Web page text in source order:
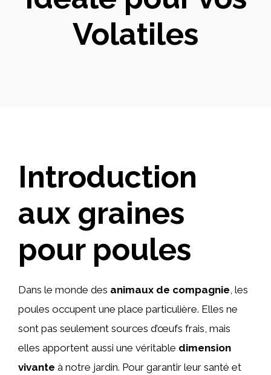
Volatiles
Introduction
aux graines
pour poules
Dans le monde des animaux de compagnie , les
poules occupent une place particulière. Elles ne
sont pas seulement sources d’œufs frais, mais
elles apportent aussi une véritable dimension
vivante à notre jardin. Pour garantir leur santé et